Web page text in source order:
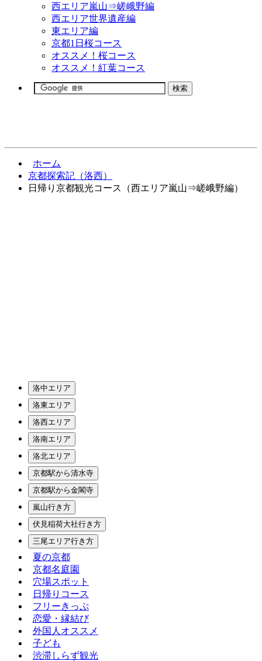
西エリア嵐山⇒嵯峨野編
西エリア世界遺産編
東エリア編
京都1日桜コース
オススメ！桜コース
オススメ！紅葉コース
ホーム
京都探索記（洛西）
日帰り京都観光コース（西エリア嵐山⇒嵯峨野編）
洛中エリア
洛東エリア
洛西エリア
洛南エリア
洛北エリア
京都駅から清水寺
京都駅から金閣寺
嵐山行き方
伏見稲荷大社行き方
三尾エリア行き方
夏の京都
京都名庭園
穴場スポット
日帰りコース
フリーきっぷ
恋愛・縁結び
外国人オススメ
子ども
渋滞しらず観光